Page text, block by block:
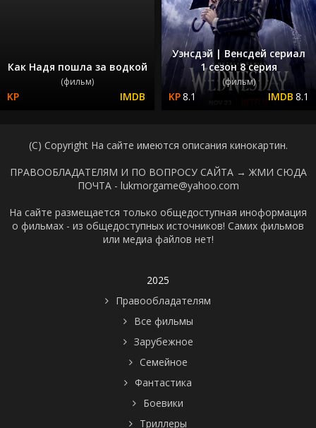
Как Надя пошла за водкой
(фильм)
Уэнсдэй | Венсдей сериал
1 сезон 8 серия
(фильм)
8.1 8.1
(C) Copyright На сайте имеются описания кинокартин.
ПРАВООБЛАДАТЕЛЯМ И ПО ВОПРОСУ САЙТА → ЖМИ СЮДА
ПОЧТА - lukmorgame@yahoo.com
На сайте размещается только общедоступная иноформация
о фильмах - из общедоступных источников! Самих фильмов
или медиа файлов нет!
2025
Правообладателям
Все фильмы
Зарубежное
Семейное
Фантастика
Боевики
Триллеры